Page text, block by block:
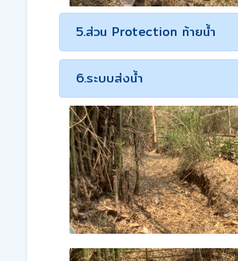
5.ส่วน Protection ท้ายน้ำ
6.ระบบส่งน้ำ